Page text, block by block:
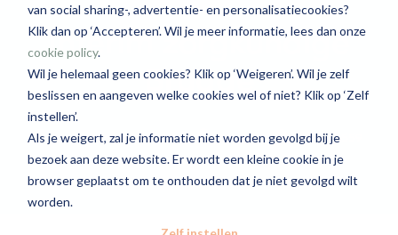
van social sharing-, advertentie- en personalisatiecookies?
Klik dan op ‘Accepteren’. Wil je meer informatie, lees dan onze
cookie policy.
Wil je helemaal geen cookies? Klik op ‘Weigeren’. Wil je zelf
beslissen en aangeven welke cookies wel of niet? Klik op ‘Zelf
instellen’.
Als je weigert, zal je informatie niet worden gevolgd bij je
bezoek aan deze website. Er wordt een kleine cookie in je
browser geplaatst om te onthouden dat je niet gevolgd wilt
worden.
Interim zorgkundige
Brugge
Generation4 Care Flex Brugge 2779 - 3559